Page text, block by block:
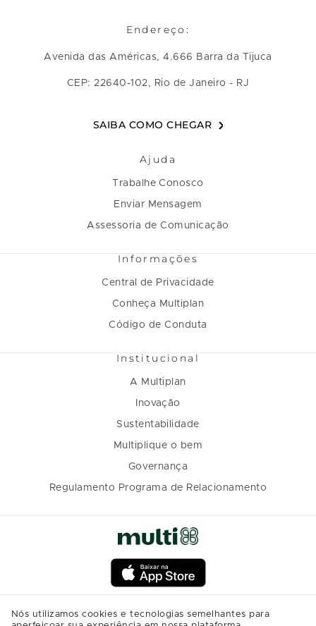
Endereço:
Avenida das Américas, 4.666 Barra da Tijuca
CEP: 22640-102, Rio de Janeiro - RJ
SAIBA COMO CHEGAR
Ajuda
Trabalhe Conosco
Enviar Mensagem
Assessoria de Comunicação
Informações
Central de Privacidade
Conheça Multiplan
Código de Conduta
Institucional
A Multiplan
Inovação
Sustentabilidade
Multiplique o bem
Governança
Regulamento Programa de Relacionamento
Nós utilizamos cookies e tecnologias semelhantes para